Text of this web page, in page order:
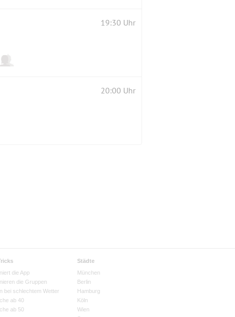
19:30 Uhr
20:00 Uhr
die App
die Gruppen
bei schlechtem Wetter
ab 40
ab 50
Städte
München
Berlin
Hamburg
Köln
Wien